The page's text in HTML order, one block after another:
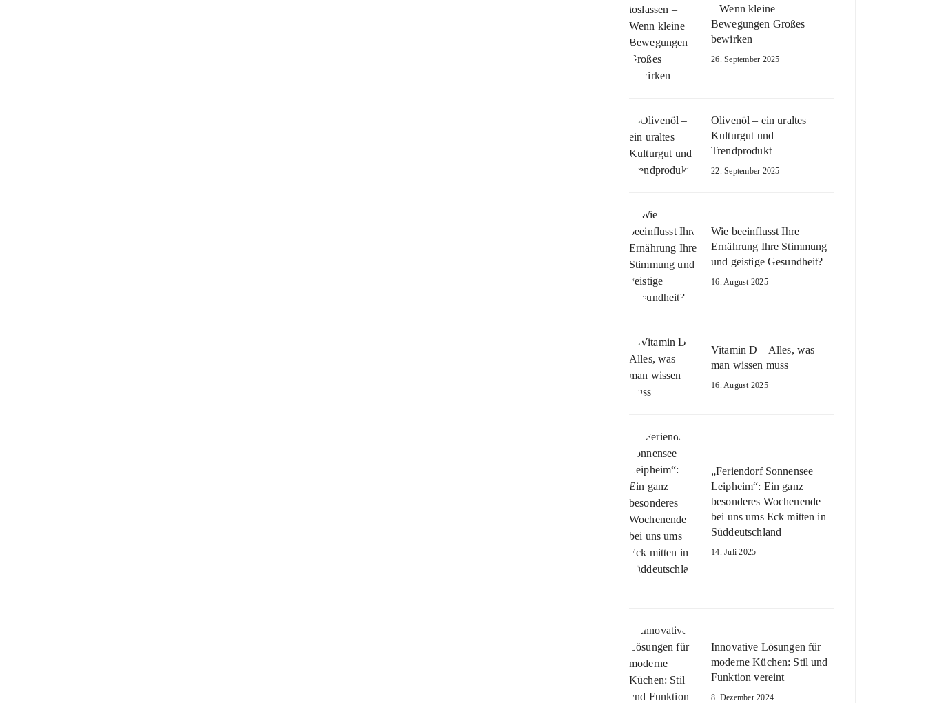
– Wenn kleine
Bewegungen Großes
bewirken
26. September 2025
Olivenöl – ein uraltes
Kulturgut und
Trendprodukt
22. September 2025
Wie beeinflusst Ihre
Ernährung Ihre Stimmung
und geistige Gesundheit?
16. August 2025
Vitamin D – Alles, was
man wissen muss
16. August 2025
„Feriendorf Sonnensee
Leipheim“: Ein ganz
besonderes Wochenende
bei uns ums Eck mitten in
Süddeutschland
14. Juli 2025
Innovative Lösungen für
moderne Küchen: Stil und
Funktion vereint
8. Dezember 2024